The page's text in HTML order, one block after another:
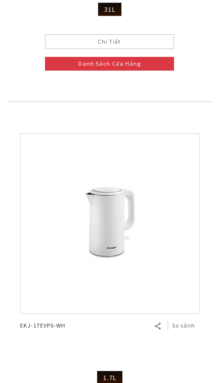
31L
Chi Tiết
Danh Sách Cửa Hàng
EKJ-17EVPS-WH So sánh
1.7L